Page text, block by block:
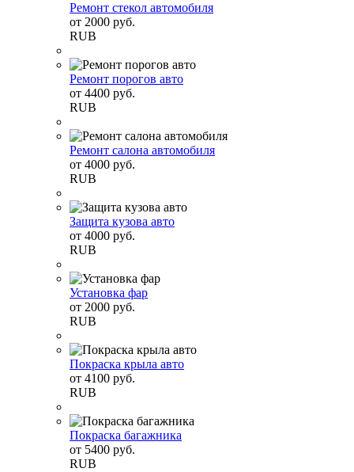
Ремонт стекол автомобиля
от 2000 руб.
RUB
Ремонт порогов авто
от 4400 руб.
RUB
Ремонт салона автомобиля
от 4000 руб.
RUB
Защита кузова авто
от 4000 руб.
RUB
Установка фар
от 2000 руб.
RUB
Покраска крыла авто
от 4100 руб.
RUB
Покраска багажника
от 5400 руб.
RUB